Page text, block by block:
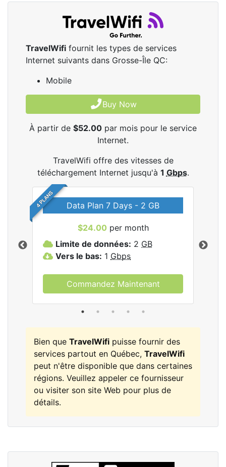
TravelWifi fournit les types de services
Internet suivants dans Grosse-Île QC:
Mobile
Buy Now
À partir de $52.00 par mois pour le service
Internet.
TravelWifi offre des vitesses de
téléchargement Internet jusqu'à 1 Gbps.
4 PLANS Data Plan 7 Days - 2 GB
$24.00 per month
Limite de données: 2 GB
Vers le bas: 1 Gbps
Commandez Maintenant
Bien que TravelWifi puisse fournir des
services partout en Québec, TravelWifi
peut n'être disponible que dans certaines
régions. Veuillez appeler ce fournisseur
ou visiter son site Web pour plus de
détails.